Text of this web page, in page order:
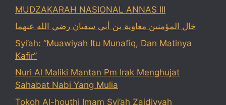
MUDZAKARAH NASIONAL ANNAS III
خال المؤمنين معاوية بن أبي سفيان رضي الله عنهما
Syi’ah: “Muawiyah Itu Munafiq, Dan Matinya
Kafir”
Nuri Al Maliki Mantan Pm Irak Menghujat
Sahabat Nabi Yang Mulia
Tokoh Al-houthi Imam Syi’ah Zaidiyyah